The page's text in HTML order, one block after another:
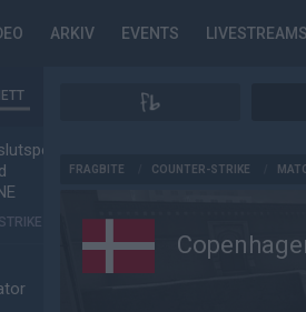
ARKIV EVENTS LIVESTREAMS
FRAGBITE COUNTER-STRIKE